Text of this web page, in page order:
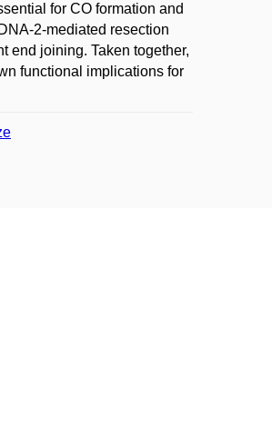
for CO formation and
2-mediated resection
end joining. Taken together,
functional implications for